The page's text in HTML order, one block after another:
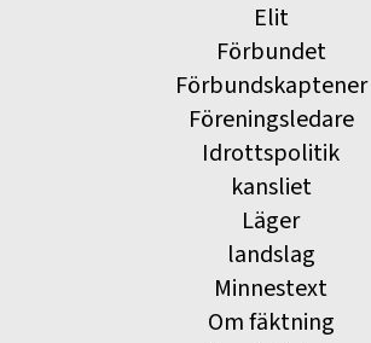
Elit
Förbundet
Förbundskaptener
Föreningsledare
Idrottspolitik
kansliet
Läger
landslag
Minnestext
Om fäktning